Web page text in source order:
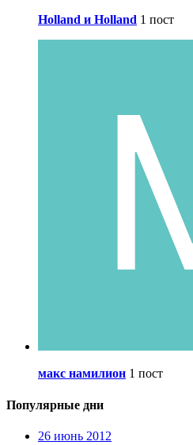
Holland и Holland 1 пост
макс намилион 1 пост
Популярные дни
26 июнь 2012